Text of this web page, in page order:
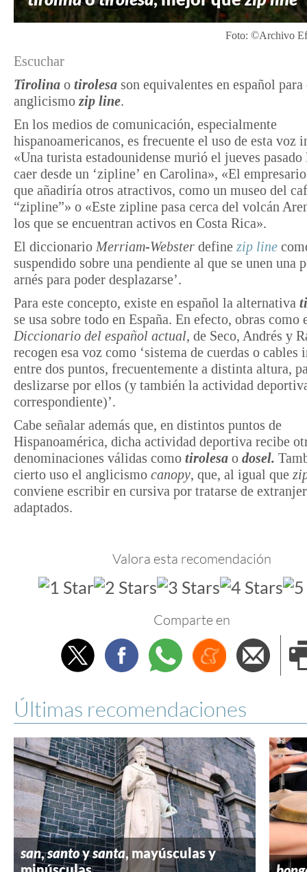
Foto: ©Archivo
Escuchar
Tirolina o tirolesa son equivalentes en español para
anglicismo zip line.
En los medios de comunicación, especialmente
hispanoamericanos, es frecuente el uso de esta voz
«Una turista estadounidense murió el jueves pasado
caer desde un ‘zipline’ en Carolina», «El
que añadiría otros atractivos, como un museo del
“zipline”» o «Este zipline pasa cerca del volcán
los que se encuentran activos en Costa Rica».
El diccionario Merriam-Webster define zip line
suspendido sobre una pendiente al que se unen una
arnés para poder desplazarse’.
Para este concepto, existe en español la alternativa
se usa sobre todo en España. En efecto, obras como
Diccionario del español actual, de Seco, Andrés y
recogen esa voz como ‘sistema de cuerdas o cables
entre dos puntos, frecuentemente a distinta altura,
deslizarse por ellos (y también la actividad
correspondiente)’.
Cabe señalar además que, en distintos puntos de
Hispanoamérica, dicha actividad deportiva recibe
denominaciones válidas como tirolesa o dosel.
cierto uso el anglicismo canopy, que, al igual que
conviene escribir en cursiva por tratarse de
adaptados.
Valora esta recomendación
Comparte en
TwitterFacebookWhatsappMenéame
Últimas recomendaciones
san,santoysanta, mayúsculas y